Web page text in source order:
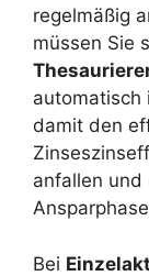
regelmäßig
müssen Sie
automatisch
damit den
anfallen
Bei